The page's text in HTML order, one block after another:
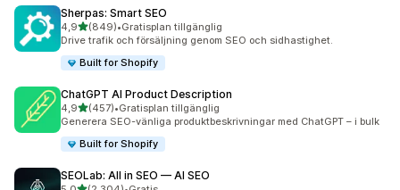
Sherpas: Smart SEO
4,9av 5 stjärnor
(849)
849 recensioner totalt
•Gratisplan tillgänglig
Drive trafik och försäljning genom SEO och sidhastighet.
Built for Shopify
ChatGPT AI Product Description
4,9av 5 stjärnor
(457)
457 recensioner totalt
•Gratisplan tillgänglig
Generera SEO-vänliga produktbeskrivningar med ChatGPT – i bulk
Built for Shopify
SEOLab: All in SEO — AI SEO